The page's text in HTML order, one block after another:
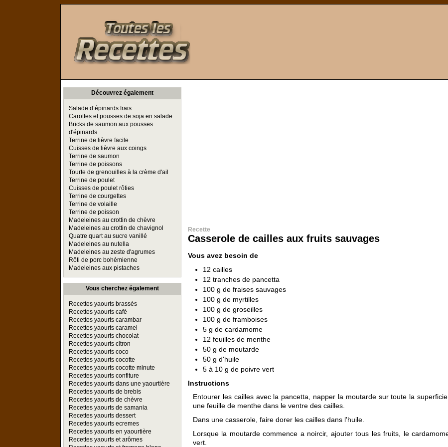
Découvrez également
Salade d’épinards frais
Carottes et pousses de soja en salade
Bricks de saumon aux pousses
d'épinards
Terrine de lièvre facile
Cuisses de lièvre aux coings
Terrine de saumon
Terrine de poissons
Tourte de grenouilles à la crème d'ail
Terrine de poulet
Cuisses de poulet rôties
Terrine de courgettes
Terrine de volaille
Terrine de poisson
Madeleines au crottin de chèvre
Madeleines au crottin de chavignol
Quatre quart au sucre vanillé
Madeleines au nutella
Madeleines au zeste d'agrumes
Rôti de porc bohémienne
Madeleines aux pistaches
Vous cherchez également
Recettes yaourts brassés
Recettes yaourts café
Recettes yaourts carambar
Recettes yaourts caramel
Recettes yaourts chocolat
Recettes yaourts citron
Recettes yaourts coco
Recettes yaourts cocotte
Recettes yaourts cocotte minute
Recettes yaourts confiture
Recettes yaourts dans une yaourtière
Recettes yaourts de brebis
Recettes yaourts de chèvre
Recettes yaourts de samania
Recettes yaourts dessert
Recettes yaourts ecremes
Recettes yaourts en yaourtière
Recettes yaourts et arômes
Recette
Casserole de cailles aux fruits sauvages
Vous avez besoin de
12 cailles
12 tranches de pancetta
100 g de fraises sauvages
100 g de myrtilles
100 g de groseilles
100 g de framboises
5 g de cardamome
12 feuilles de menthe
50 g de moutarde
50 g d'huile
5 à 10 g de poivre vert
Instructions
Entourer les cailles avec la pancetta, napper la moutarde sur toute la
une feuille de menthe dans le ventre des cailles.
Dans une casserole, faire dorer les cailles dans l'huile.
Lorsque la moutarde commence a noircir, ajouter tous les fruits, le
vert.